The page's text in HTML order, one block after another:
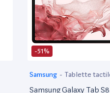
-51%
Samsung - Tablette
Samsung Galaxy Tab